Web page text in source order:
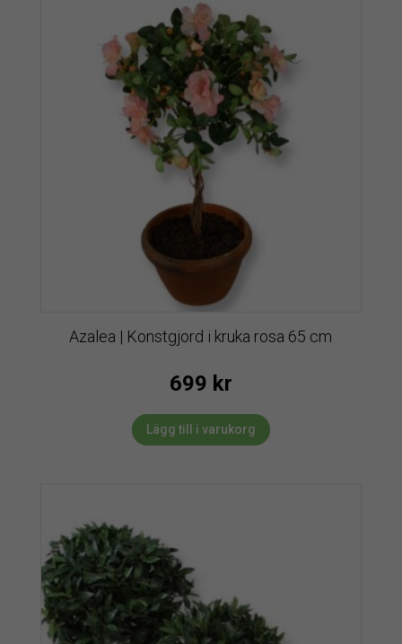
Azalea | Konstgjord i kruka rosa 65 cm
699 kr
Lägg till i varukorg